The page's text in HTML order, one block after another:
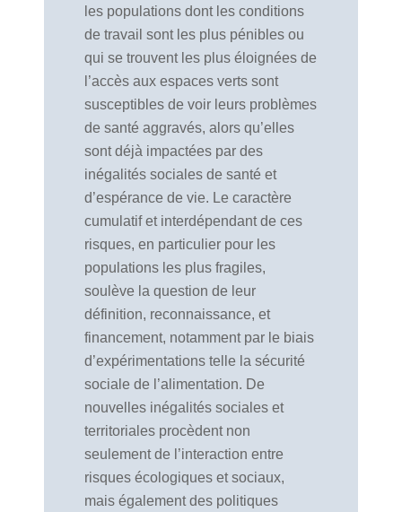
les populations dont les conditions
de travail sont les plus pénibles ou
qui se trouvent les plus éloignées de
l’accès aux espaces verts sont
susceptibles de voir leurs problèmes
de santé aggravés, alors qu’elles
sont déjà impactées par des
inégalités sociales de santé et
d’espérance de vie. Le caractère
cumulatif et interdépendant de ces
risques, en particulier pour les
populations les plus fragiles,
soulève la question de leur
définition, reconnaissance, et
financement, notamment par le biais
d’expérimentations telle la sécurité
sociale de l’alimentation. De
nouvelles inégalités sociales et
territoriales procèdent non
seulement de l’interaction entre
risques écologiques et sociaux,
mais également des politiques